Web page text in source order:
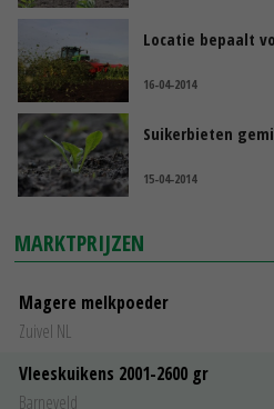
Locatie bepaalt
16-04-2014
Suikerbieten
15-04-2014
MARKTPRIJZEN
Magere melkpoeder
Zuivel NL
Vleeskuikens 2001-2600 gr
Barneveld